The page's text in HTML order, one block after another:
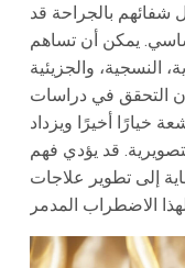
شفائهم بالجراحة قد
يمكن أن تساهم
النسجية، والجزيئية
التحقق في دراسات
خيارًا أخيرًا ويزداد
قد يؤدي فهم
إلى تطوير علاجات